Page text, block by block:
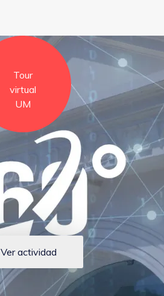
Tour
virtual
UM
Ver actividad